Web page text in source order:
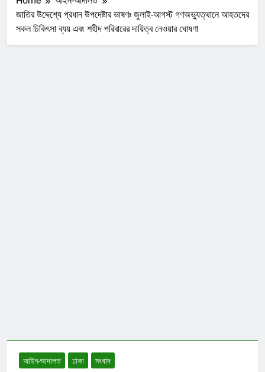
জাতির উদ্দেশ্যে প্রধান উপদেষ্টার ভাষণঃ জুলাই-আগস্ট গণঅভ্যুত্থানে আহতদের
সকল চিকিৎসা ব্যয় এবং শহীদ পরিবারের দায়িত্ব নেওয়ার ঘোষণা
আইন-আদালত ঢাকা সংবাদ